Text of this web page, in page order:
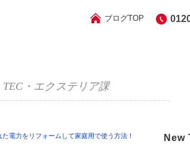
ブログTOP
TEC・エクステリア課
電力をリフォームして家庭用で使う方法！ New